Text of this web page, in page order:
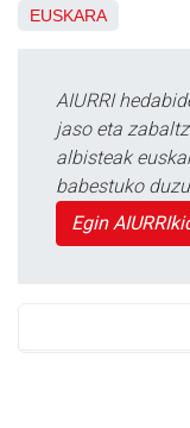
EUSKARA
AIURRI
jaso eta
albisteak
babestuko
Egin